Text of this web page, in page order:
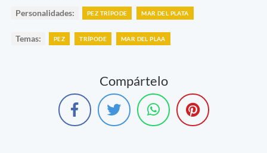
Personalidades: PEZ TRÍPODE MAR DEL PLATA
Temas: PEZ TRÍPODE MAR DEL PLAA
Compártelo